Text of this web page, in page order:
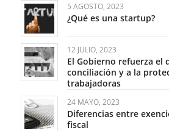
5 AGOSTO, 2023
¿Qué es una startup?
12 JULIO, 2023
El Gobierno refuerza el
conciliación y a la
trabajadoras
24 MAYO, 2023
Diferencias entre
fiscal